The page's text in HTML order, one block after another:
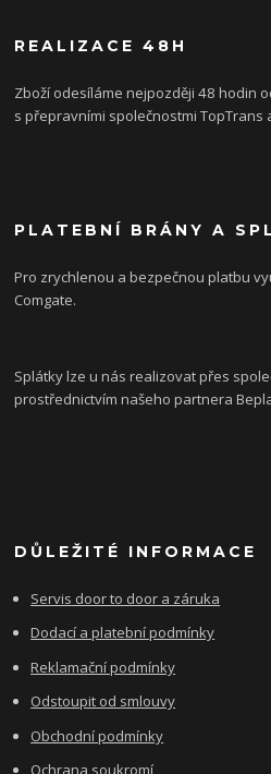
REALIZACE 48H
Zboží odesíláme nejpozději 48 hodin
s přepravními společnostmi TopTrans
PLATEBNÍ BRÁNY A
Pro zrychlenou a bezpečnou platbu
Comgate.
Splátky lze u nás realizovat přes
prostřednictvím našeho partnera
DŮLEŽITÉ INFORMACE
Servis door to door a záruka
Dodací a platební podmínky
Reklamační podmínky
Odstoupit od smlouvy
Obchodní podmínky
Ochrana soukromí